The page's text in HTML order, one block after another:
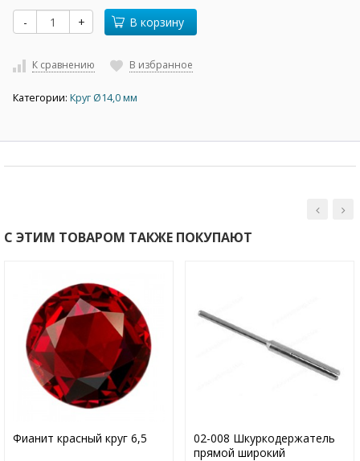
- + В корзину
К сравнению В избранное
Категории: Круг Ø14,0 мм
С ЭТИМ ТОВАРОМ ТАКЖЕ ПОКУПАЮТ
Фианит красный круг 6,5
02-008 Шкуркодержатель
прямой широкий